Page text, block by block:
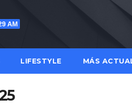
AM
LIFESTYLE MÁS